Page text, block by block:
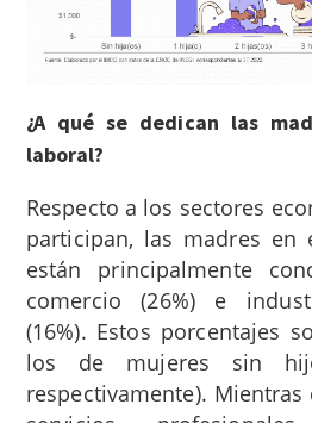
¿A qué se dedican las
laboral?
Respecto a los sectores
participan, las madres en
están principalmente
comercio (26%) e
(16%). Estos porcentajes
los de mujeres sin
respectivamente).